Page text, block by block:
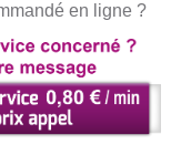
en ligne ?